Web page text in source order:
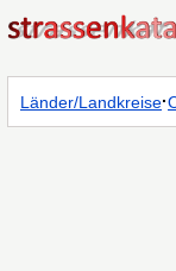
Länder/Landkreise·